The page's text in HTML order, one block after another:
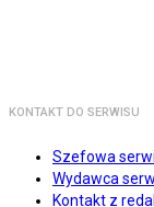
KONTAKT DO SERWISU
Szefowa
Wydawca
Kontakt z